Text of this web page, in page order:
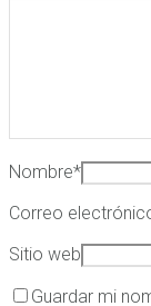
Nombre*
Correo
Sitio web
Guardar mi